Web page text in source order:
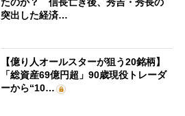
たのか？ 信長亡き後、秀吉・秀長の
突出した経済…
【億り人オールスターが狙う20銘柄】
「総資産69億円超」90歳現役トレーダ
ーから“10…